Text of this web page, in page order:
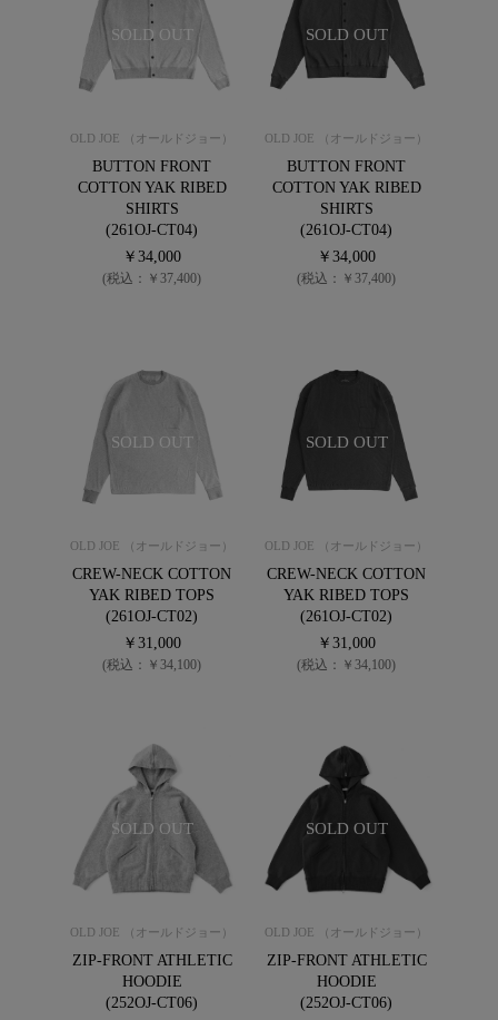
SOLD OUT
OLD JOE （オールドジョー）
BUTTON FRONT
COTTON YAK RIBED
SHIRTS
(261OJ-CT04)
￥34,000
(税込：￥37,400)
SOLD OUT
OLD JOE （オールドジョー）
BUTTON FRONT
COTTON YAK RIBED
SHIRTS
(261OJ-CT04)
￥34,000
(税込：￥37,400)
SOLD OUT
OLD JOE （オールドジョー）
CREW-NECK COTTON
YAK RIBED TOPS
(261OJ-CT02)
￥31,000
(税込：￥34,100)
SOLD OUT
OLD JOE （オールドジョー）
CREW-NECK COTTON
YAK RIBED TOPS
(261OJ-CT02)
￥31,000
(税込：￥34,100)
SOLD OUT
OLD JOE （オールドジョー）
ZIP-FRONT ATHLETIC
HOODIE
(252OJ-CT06)
SOLD OUT
OLD JOE （オールドジョー）
ZIP-FRONT ATHLETIC
HOODIE
(252OJ-CT06)